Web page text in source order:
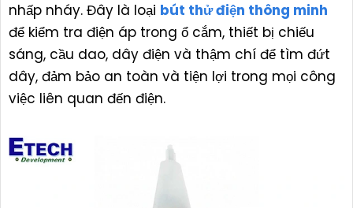
nhấp nháy. Đây là loại bút thử điện thông minh
để kiểm tra điện áp trong ổ cắm, thiết bị chiếu
sáng, cầu dao, dây điện và thậm chí để tìm đứt
dây, đảm bảo an toàn và tiện lợi trong mọi công
việc liên quan đến điện.